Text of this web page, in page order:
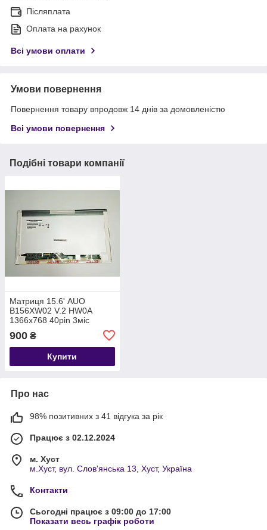
Післяплата
Оплата на рахунок
Всі умови оплати
Умови повернення
Повернення товару впродовж 14 днів за домовленістю
Всі умови повернення
Подібні товари компанії
Матриця 15.6' AUO
B156XW02 V.2 HW0A
1366x768 40pin 3міс
900 ₴
Купити
Про нас
98% позитивних з 41 відгука за рік
Працює з 02.12.2024
м. Хуст
м.Хуст, вул. Слов'янська 13, Хуст, Україна
Контакти
Сьогодні працює з 09:00 до 17:00
Показати весь графік роботи